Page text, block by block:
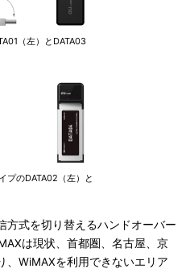
（左）とDATA03
プのDATA02（左）と
式を切り替えるハンドオーバー
は現状、首都圏、名古屋、京
、WiMAXを利用できないエリア